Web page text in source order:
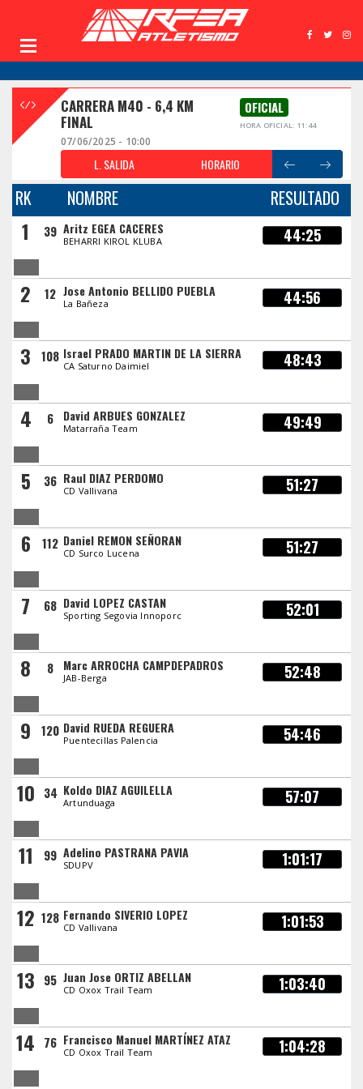
CARRERA M40 - 6,4 KM
FINAL
OFICIAL
HORA OFICIAL: 11:44
07/06/2025 - 10:00
L. SALIDA HORARIO
RK NOMBRE RESULTADO
1 39 Aritz EGEA CACERES
BEHARRI KIROL KLUBA 44:25
2 12 Jose Antonio BELLIDO PUEBLA
La Bañeza 44:56
3 108 Israel PRADO MARTIN DE LA SIERRA
CA Saturno Daimiel 48:43
4 6 David ARBUES GONZALEZ
Matarraña Team 49:49
5 36 Raul DIAZ PERDOMO
CD Vallivana 51:27
6 112 Daniel REMON SEÑORAN
CD Surco Lucena 51:27
7 68 David LOPEZ CASTAN
Sporting Segovia Innoporc 52:01
8 8 Marc ARROCHA CAMPDEPADROS
JAB-Berga 52:48
9 120 David RUEDA REGUERA
Puentecillas Palencia 54:46
10 34 Koldo DIAZ AGUILELLA
Artunduaga 57:07
11 99 Adelino PASTRANA PAVIA
SDUPV 1:01:17
12 128 Fernando SIVERIO LOPEZ
CD Vallivana 1:01:53
13 95 Juan Jose ORTIZ ABELLAN
CD Oxox Trail Team 1:03:40
14 76 Francisco Manuel MARTÍNEZ ATAZ
CD Oxox Trail Team 1:04:28